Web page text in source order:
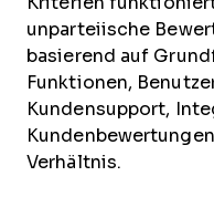
unparteiische
basierend auf
Funktionen,
Kundensupport,
Verhältnis.